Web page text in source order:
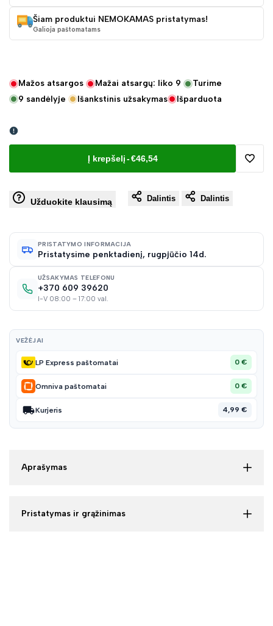
Šiam produktui NEMOKAMAS pristatymas!
Galioja paštomatams
Mažos atsargos Mažai atsargų: liko 9
Turime
9 sandėlyje Išankstinis užsakymas Išparduota
Į krepšelį-€46,54
Užduokite klausimą Dalintis Dalintis
PRISTATYMO INFORMACIJA
Pristatysime penktadienį, rugpjūčio 14d.
UŽSAKYMAS TELEFONU
+370 609 39620
I-V 08:00 – 17:00 val.
VEŽĖJAI
LP Express paštomatai 0 €
Omniva paštomatai 0 €
Kurjeris 4,99 €
Aprašymas
Pristatymas ir grąžinimas